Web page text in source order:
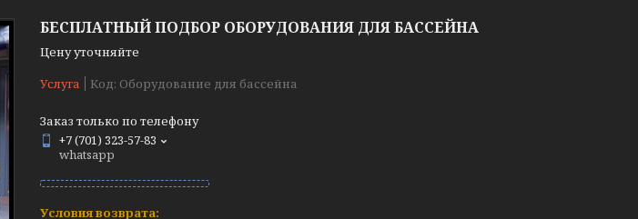
БЕСПЛАТНЫЙ ПОДБОР ОБОРУДОВАНИЯ ДЛЯ БАССЕЙНА
Цену уточняйте
Услуга
Код: Оборудование для бассейна
Заказ только по телефону
+7 (701) 323-57-83
whatsapp